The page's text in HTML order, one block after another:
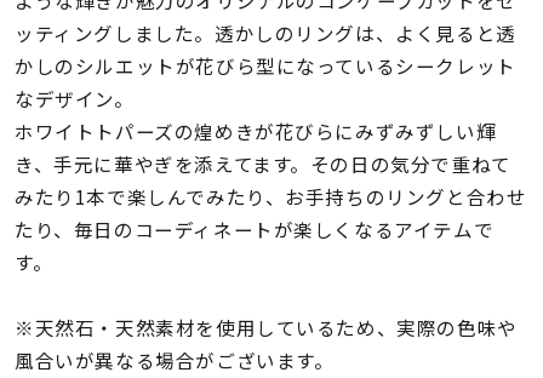
メンズ
リングサイズ
～
価格 ¥0
在庫 在庫ありのみ すべて表示
ッティングしました。透かしのリングは、よく見ると透
かしのシルエットが花びら型になっているシークレット
なデザイン。
ホワイトトパーズの煌めきが花びらにみずみずしい輝
き、手元に華やぎを添えてます。その日の気分で重ねて
みたり1本で楽しんでみたり、お手持ちのリングと合わせ
たり、毎日のコーディネートが楽しくなるアイテムで
す。
※天然石・天然素材を使用しているため、実際の色味や
風合いが異なる場合がございます。